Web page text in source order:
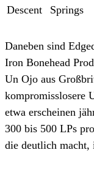
Descent
Springs
Daneben sind
Iron Bonehead
Un Ojo aus
kompromisslosere
etwa erscheinen
300 bis 500 LPs
die deutlich macht,